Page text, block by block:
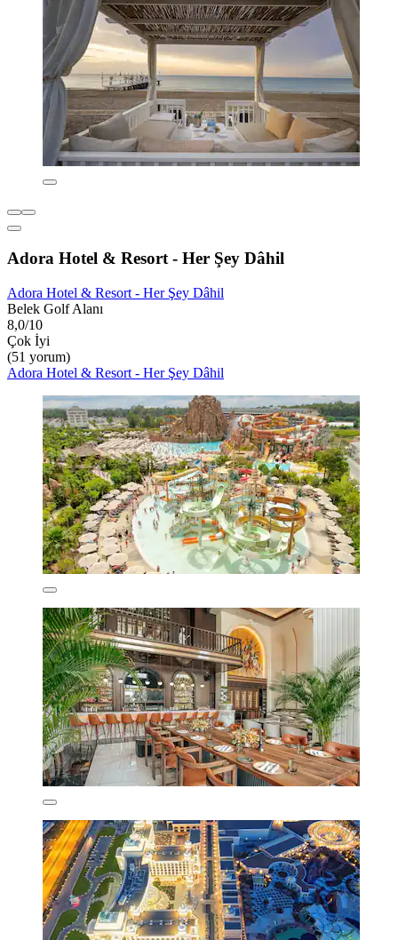
Adora Hotel & Resort - Her Şey Dâhil
Adora Hotel & Resort - Her Şey Dâhil
Belek Golf Alanı
8,0/10
Çok İyi
(51 yorum)
Adora Hotel & Resort - Her Şey Dâhil